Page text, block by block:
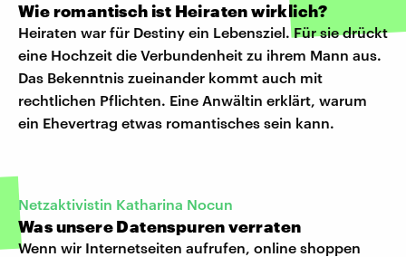
Wie romantisch ist Heiraten wirklich?
Heiraten war für Destiny ein Lebensziel. Für sie drückt
eine Hochzeit die Verbundenheit zu ihrem Mann aus.
Das Bekenntnis zueinander kommt auch mit
rechtlichen Pflichten. Eine Anwältin erklärt, warum
ein Ehevertrag etwas romantisches sein kann.
Netzaktivistin Katharina Nocun
Was unsere Datenspuren verraten
Wenn wir Internetseiten aufrufen, online shoppen